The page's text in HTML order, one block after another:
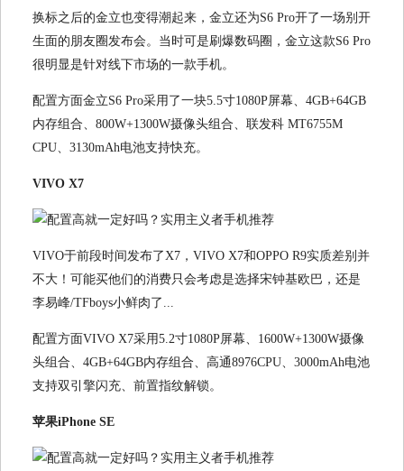
换标之后的金立也变得潮起来，金立还为S6 Pro开了一场别开
生面的朋友圈发布会。当时可是刷爆数码圈，金立这款S6 Pro
很明显是针对线下市场的一款手机。
配置方面金立S6 Pro采用了一块5.5寸1080P屏幕、4GB+64GB
内存组合、800W+1300W摄像头组合、联发科 MT6755M
CPU、3130mAh电池支持快充。
VIVO X7
VIVO于前段时间发布了X7，VIVO X7和OPPO R9实质差别并
不大！可能买他们的消费只会考虑是选择宋钟基欧巴，还是
李易峰/TFboys小鲜肉了...
配置方面VIVO X7采用5.2寸1080P屏幕、1600W+1300W摄像
头组合、4GB+64GB内存组合、高通8976CPU、3000mAh电池
支持双引擎闪充、前置指纹解锁。
苹果iPhone SE